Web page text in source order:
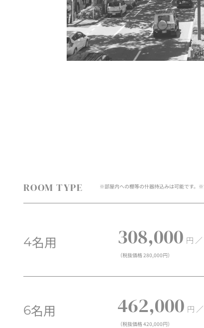
ROOM TYPE ※部屋内への棚等の什器持込みは可能です。 ※
4名用 308,000 円 ／
（税抜価格 280,000円）
6名用 462,000 円
（税抜価格 420,000円）